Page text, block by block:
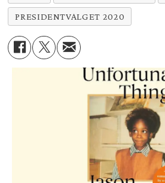
PRESIDENTVALGET 2020